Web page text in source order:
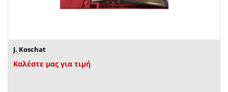
J. Koschat
Καλέστε μας για τιμή